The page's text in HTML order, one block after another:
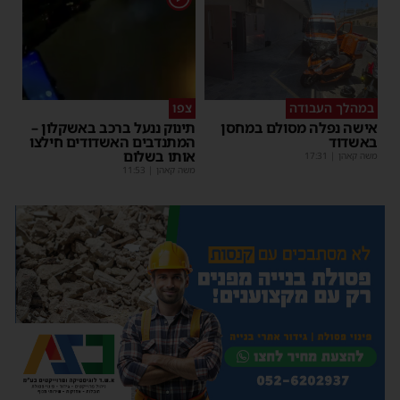
במהלך העבודה
אישה נפלה מסולם במחסן
באשדוד
משה קאהן 17:31
צפו
תינוק ננעל ברכב באשקלון –
המתנדבים האשדודים חילצו
אותו בשלום
משה קאהן 11:53